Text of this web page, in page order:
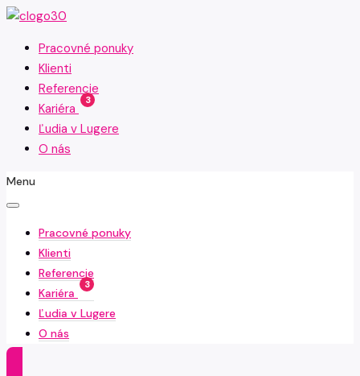
Pracovné ponuky
Klienti
Referencie
Kariéra
3
Ľudia v Lugere
O nás
Menu
Pracovné ponuky
Klienti
Referencie
Kariéra
3
Ľudia v Lugere
O nás